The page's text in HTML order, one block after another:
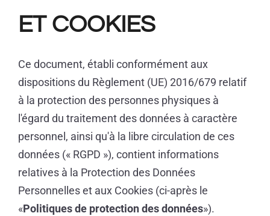
ET COOKIES
Ce document, établi conformément aux
dispositions du Règlement (UE) 2016/679 relatif
à la protection des personnes physiques à
l'égard du traitement des données à caractère
personnel, ainsi qu'à la libre circulation de ces
données (« RGPD »), contient informations
relatives à la Protection des Données
Personnelles et aux Cookies (ci-après le
«Politiques de protection des données»).